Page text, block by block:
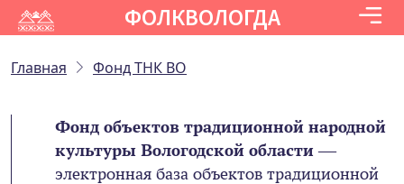
ФОЛКВОЛОГДА
Главная Фонд ТНК ВО
Фонд объектов традиционной народной
культуры Вологодской области—
электронная база объектов традиционной